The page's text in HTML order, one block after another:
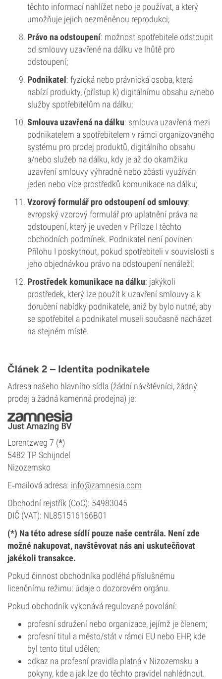
těchto informací nahlížet nebo je používat, a který
umožňuje jejich nezměněnou reprodukci;
Právo na odstoupení: možnost spotřebitele odstoupit
od smlouvy uzavřené na dálku ve lhůtě pro
odstoupení;
Podnikatel: fyzická nebo právnická osoba, která
nabízí produkty, (přístup k) digitálnímu obsahu a/nebo
služby spotřebitelům na dálku;
Smlouva uzavřená na dálku: smlouva uzavřená mezi
podnikatelem a spotřebitelem v rámci organizovaného
systému pro prodej produktů, digitálního obsahu
a/nebo služeb na dálku, kdy je až do okamžiku
uzavření smlouvy výhradně nebo zčásti využíván
jeden nebo více prostředků komunikace na dálku;
Vzorový formulář pro odstoupení od smlouvy:
evropský vzorový formulář pro uplatnění práva na
odstoupení, který je uveden v Příloze I těchto
obchodních podmínek. Podnikatel není povinen
Přílohu I poskytnout, pokud spotřebiteli v souvislosti s
jeho objednávkou právo na odstoupení nenáleží;
Prostředek komunikace na dálku: jakýkoli
prostředek, který lze použít k uzavření smlouvy a k
doručení nabídky podnikatele, aniž by bylo nutné, aby
se spotřebitel a podnikatel museli současně nacházet
na stejném místě.
Článek 2 – Identita podnikatele
Adresa našeho hlavního sídla (žádní návštěvníci, žádný
prodej a žádná kamenná prodejna) je:
Lorentzweg 7 (*)
5482 TP Schijndel
Nizozemsko
E‑mailová adresa: info@zamnesia.com
Obchodní rejstřík (CoC): 54983045
DIČ (VAT): NL851516166B01
(*) Na této adrese sídlí pouze naše centrála. Není zde
možné nakupovat, navštěvovat nás ani uskutečňovat
jakékoli transakce.
Pokud činnost obchodníka podléhá příslušnému
licenčnímu režimu: údaje o dozorovém orgánu.
Pokud obchodník vykonává regulované povolání:
profesní sdružení nebo organizace, jejímž je členem;
profesní titul a město/stát v rámci EU nebo EHP, kde
byl tento titul udělen;
odkaz na profesní pravidla platná v Nizozemsku a
pokyny, kde a jak lze do těchto pravidel nahlédnout.